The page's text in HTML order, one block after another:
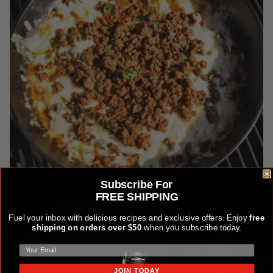
Subscribe For
FREE SHIPPING
Fuel your inbox with delicious recipes and exclusive offers. Enjoyfree
shipping on orders over $50when you subscribe today.
JOIN TODAY